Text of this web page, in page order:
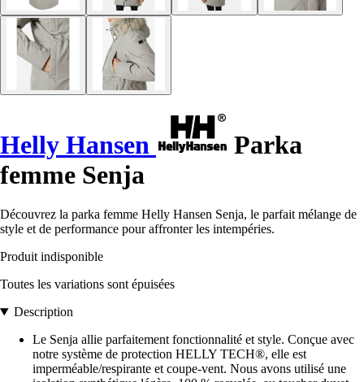
Helly Hansen
Parka
femme Senja
Découvrez la parka femme Helly Hansen Senja, le parfait mélange de
style et de performance pour affronter les intempéries.
Produit indisponible
Toutes les variations sont épuisées
Description
Le Senja allie parfaitement fonctionnalité et style. Conçue avec
notre système de protection HELLY TECH®, elle est
imperméable/respirante et coupe-vent. Nous avons utilisé une